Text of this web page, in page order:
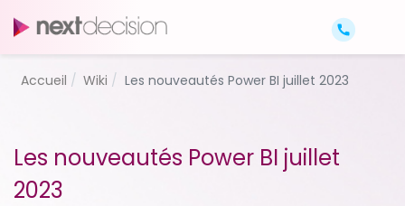
Accueil Wiki Les nouveautés Power BI juillet 2023
Les nouveautés Power BI juillet
2023